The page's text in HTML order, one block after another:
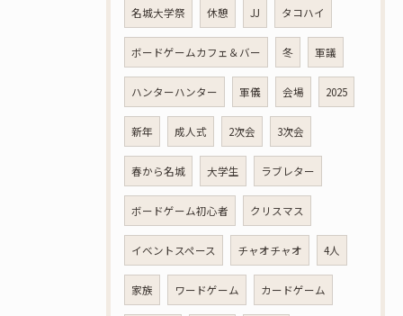
名城大学祭 休憩 JJ タコハイ
ボードゲームカフェ＆バー 冬 軍議
ハンターハンター 軍儀 会場 2025
新年 成人式 2次会 3次会
春から名城 大学生 ラブレター
ボードゲーム初心者 クリスマス
イベントスペース チャオチャオ 4人
家族 ワードゲーム カードゲーム